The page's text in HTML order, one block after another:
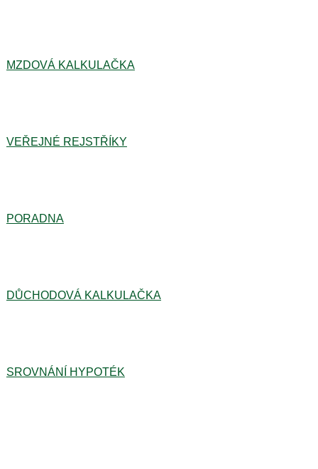
MZDOVÁ KALKULAČKA
VEŘEJNÉ REJSTŘÍKY
PORADNA
DŮCHODOVÁ KALKULAČKA
SROVNÁNÍ HYPOTÉK